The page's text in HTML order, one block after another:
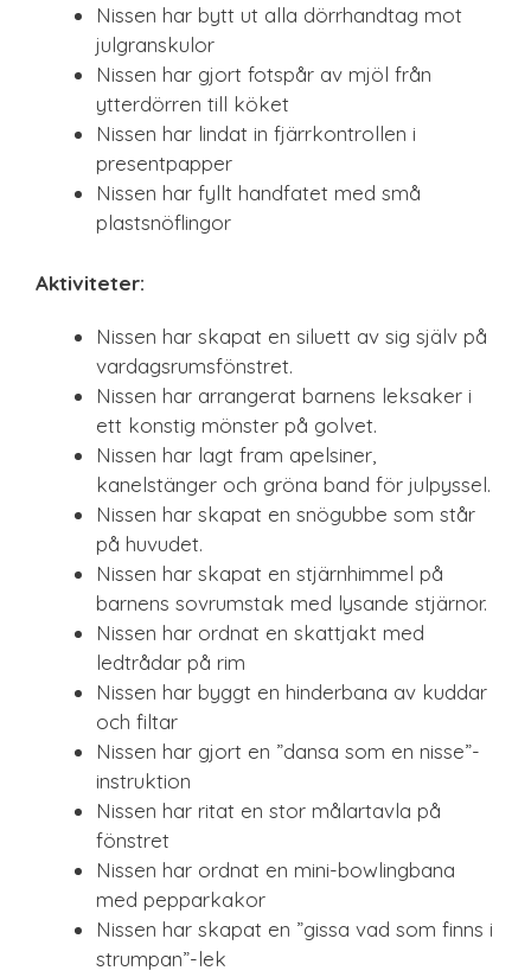
Nissen har bytt ut alla dörrhandtag mot
julgranskulor
Nissen har gjort fotspår av mjöl från
ytterdörren till köket
Nissen har lindat in fjärrkontrollen i
presentpapper
Nissen har fyllt handfatet med små
plastsnöflingor
Aktiviteter:
Nissen har skapat en siluett av sig själv på
vardagsrumsfönstret.
Nissen har arrangerat barnens leksaker i
ett konstig mönster på golvet.
Nissen har lagt fram apelsiner,
kanelstänger och gröna band för julpyssel.
Nissen har skapat en snögubbe som står
på huvudet.
Nissen har skapat en stjärnhimmel på
barnens sovrumstak med lysande stjärnor.
Nissen har ordnat en skattjakt med
ledtrådar på rim
Nissen har byggt en hinderbana av kuddar
och filtar
Nissen har gjort en ”dansa som en nisse”-
instruktion
Nissen har ritat en stor målartavla på
fönstret
Nissen har ordnat en mini-bowlingbana
med pepparkakor
Nissen har skapat en ”gissa vad som finns i
strumpan”-lek